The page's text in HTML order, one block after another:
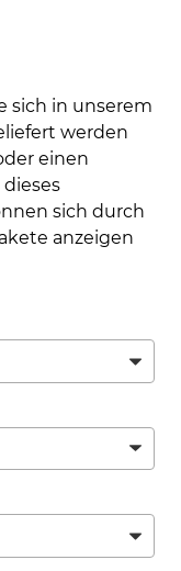
sich in unserem
werden
einen
sich durch
anzeigen